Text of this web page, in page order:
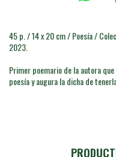
45 p. / 14 x 20 cm / Poesía /
2023.
Primer poemario de la autora
poesía y augura la dicha de